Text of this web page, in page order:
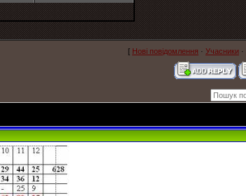
[ Нові повідомлення · Учасники ·